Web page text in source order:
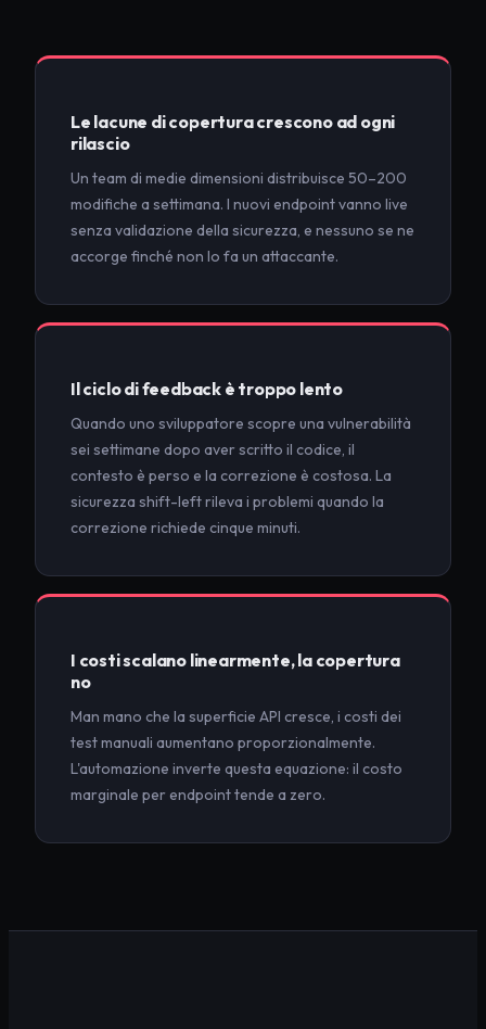
Le lacune di copertura crescono ad ogni
rilascio
Un team di medie dimensioni distribuisce 50–200
modifiche a settimana. I nuovi endpoint vanno live
senza validazione della sicurezza, e nessuno se ne
accorge finché non lo fa un attaccante.
Il ciclo di feedback è troppo lento
Quando uno sviluppatore scopre una vulnerabilità
sei settimane dopo aver scritto il codice, il
contesto è perso e la correzione è costosa. La
sicurezza shift-left rileva i problemi quando la
correzione richiede cinque minuti.
I costi scalano linearmente, la copertura
no
Man mano che la superficie API cresce, i costi dei
test manuali aumentano proporzionalmente.
L'automazione inverte questa equazione: il costo
marginale per endpoint tende a zero.